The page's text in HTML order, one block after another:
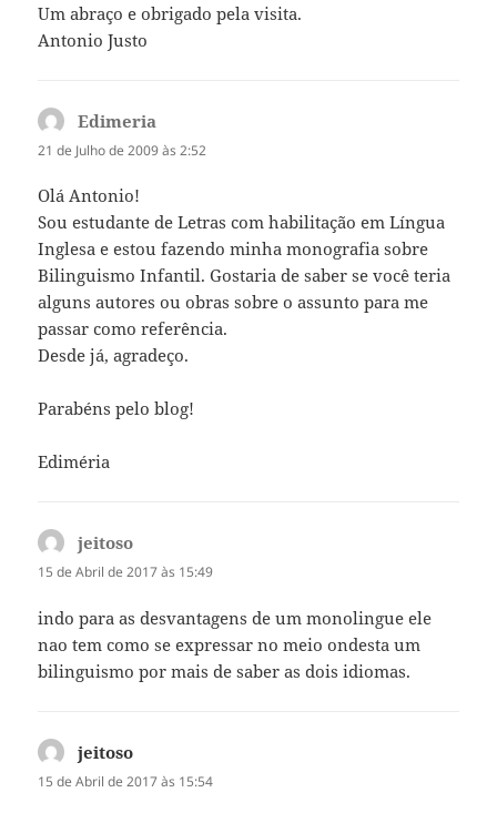
Um abraço e obrigado pela visita.
Antonio Justo
Edimeria
21 de Julho de 2009 às 2:52
Olá Antonio!
Sou estudante de Letras com habilitação em Língua
Inglesa e estou fazendo minha monografia sobre
Bilinguismo Infantil. Gostaria de saber se você teria
alguns autores ou obras sobre o assunto para me
passar como referência.
Desde já, agradeço.
Parabéns pelo blog!
Ediméria
jeitoso
15 de Abril de 2017 às 15:49
indo para as desvantagens de um monolingue ele
nao tem como se expressar no meio ondesta um
bilinguismo por mais de saber as dois idiomas.
jeitoso
15 de Abril de 2017 às 15:54